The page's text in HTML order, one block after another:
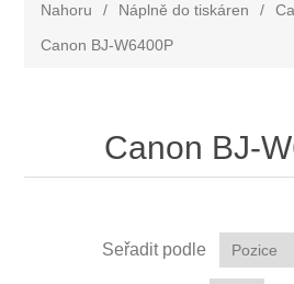
Nahoru / Náplně do tiskáren /
Canon BJ-W6400P
Canon BJ-
Seřadit podle